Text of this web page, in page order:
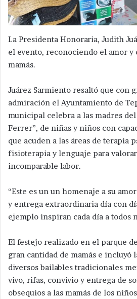
La Presidenta Honoraria, Judith
el evento, reconociendo el amor y
mamás.
Juárez Sarmiento resaltó que con
admiración el Ayuntamiento de
municipal celebra a las madres del
Ferrer”, de niñas y niños con
que acuden a las áreas de terapia
fisioterapia y lenguaje para
incomparable labor.
“Este es un un homenaje a su
y entrega extraordinaria día con
ejemplo inspiran cada día a todos
El festejo realizado en el parque
gran cantidad de mamás e incluyó
diversos bailables tradicionales
vivo, rifas, convivio y entrega de
obsequios a las mamás de los